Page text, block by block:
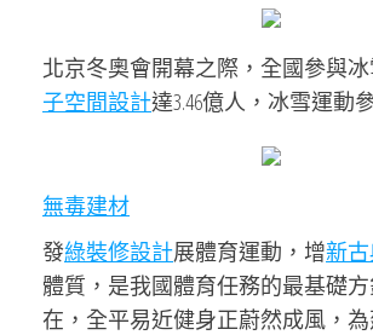
北京冬奧會開幕之際，全國參與
子空間設計達3.46億人，冰雪運動參
無毒建材
發綠裝修設計展體育運動，增新
體質，是我國體育任務的最基礎
在，全平易近健身正蔚然成風，